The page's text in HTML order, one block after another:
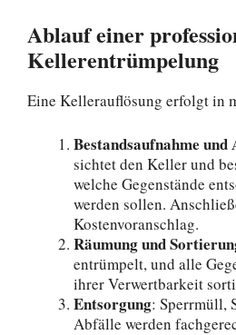
Ablauf einer
Kellerentrümpelung
Eine Kellerauflösung erfolgt in
Bestandsaufnahme und
sichtet den Keller und
welche Gegenstände
werden sollen.
Kostenvoranschlag.
Räumung und
entrümpelt, und alle
ihrer Verwertbarkeit
Entsorgung: Sperrmüll,
Abfälle werden